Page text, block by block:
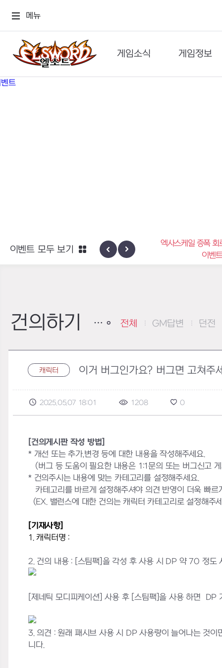
메뉴
게임소식
공지사항
게임정보
세계관
신규 지역 네블론
엑사스케일 증폭 회
이벤트
이벤트 모두 보기
건의하기 전체 GM답변 던전
캐릭터 이거 버그인가요? 버그면 고쳐주
2025.05.07 18:01 1208 0
[건의게시판 작성 방법]
* 개선 또는 추가,변경 등에 대한 내용을 작성해주세요.
(버그 등 도움이 필요한 내용은 1:1문의 또는 버그신고
* 건의주시는 내용에 맞는 카테고리를 설정해주세요.
카테고리를 바르게 설정해주셔야 의견 반영이 더욱 빠르
(EX. 밸런스에 대한 건의는 캐릭터 카테고리로 설정해주
[기재사항]
1. 캐릭터명 :
2. 건의 내용 : [스팀팩]을 각성 후 사용 시 DP 약 70 정도
[제네틱 모디피케이션] 사용 후 [스팀팩]을 사용 하면 DP
3. 의견 : 원래 패시브 사용 시 DP 사용량이 늘어나는 것
니다.